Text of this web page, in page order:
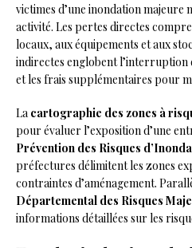
victimes d’une inondation majeure
activité. Les pertes directes
locaux, aux équipements et aux
indirectes englobent l’interruption
et les frais supplémentaires pour
La cartographie des zones à
pour évaluer l’exposition d’une
Prévention des Risques
préfectures délimitent les zones
contraintes d’aménagement.
Départemental des Risques
informations détaillées sur les